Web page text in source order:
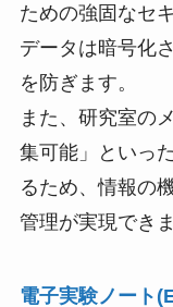
ための強固なセ
データは暗号化
を防ぎます。
また、研究室の
集可能」といっ
るため、情報の
管理が実現できま
電子実験ノート